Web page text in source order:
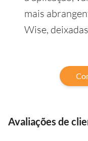
mais
Wise,
Avaliações de